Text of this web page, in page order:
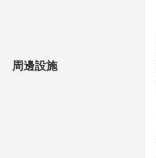
周邊設施